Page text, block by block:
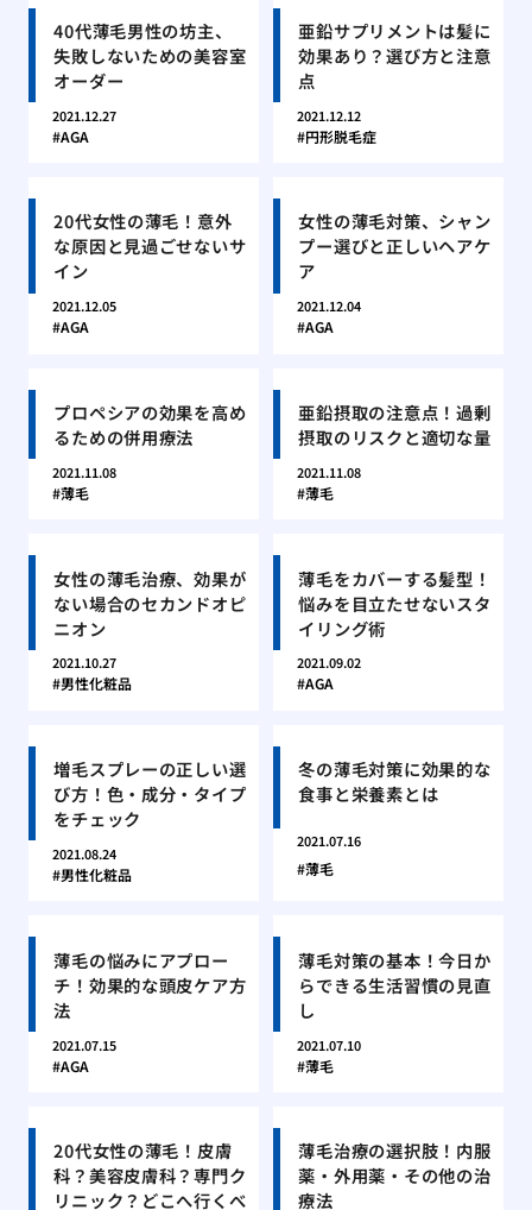
40代薄毛男性の坊主、
失敗しないための美容室
オーダー
2021.12.27
AGA
亜鉛サプリメントは髪に
効果あり？選び方と注意
点
2021.12.12
円形脱毛症
20代女性の薄毛！意外
な原因と見過ごせないサ
イン
2021.12.05
AGA
女性の薄毛対策、シャン
プー選びと正しいヘアケ
ア
2021.12.04
AGA
プロペシアの効果を高め
るための併用療法
2021.11.08
薄毛
亜鉛摂取の注意点！過剰
摂取のリスクと適切な量
2021.11.08
薄毛
女性の薄毛治療、効果が
ない場合のセカンドオピ
ニオン
2021.10.27
男性化粧品
薄毛をカバーする髪型！
悩みを目立たせないスタ
イリング術
2021.09.02
AGA
増毛スプレーの正しい選
び方！色・成分・タイプ
をチェック
2021.08.24
男性化粧品
冬の薄毛対策に効果的な
食事と栄養素とは
2021.07.16
薄毛
薄毛の悩みにアプロー
チ！効果的な頭皮ケア方
法
2021.07.15
AGA
薄毛対策の基本！今日か
らできる生活習慣の見直
し
2021.07.10
薄毛
20代女性の薄毛！皮膚
科？美容皮膚科？専門ク
リニック？どこへ行くべ
薄毛治療の選択肢！内服
薬・外用薬・その他の治
療法